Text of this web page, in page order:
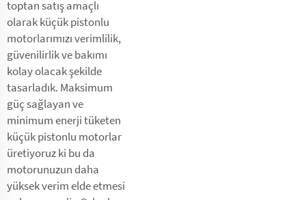
toptan satış amaçlı
olarak küçük pistonlu
motorlarımızı verimlilik,
güvenilirlik ve bakımı
kolay olacak şekilde
tasarladık. Maksimum
güç sağlayan ve
minimum enerji tüketen
küçük pistonlu motorlar
üretiyoruz ki bu da
motorunuzun daha
yüksek verim elde etmesi